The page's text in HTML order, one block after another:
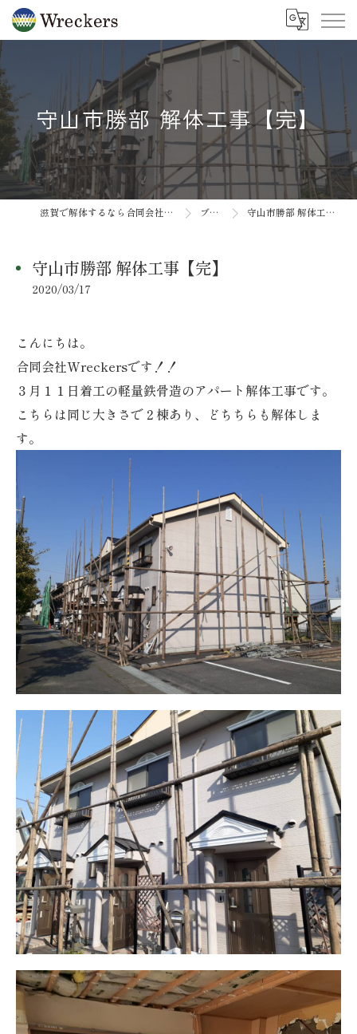
守山市勝部 解体工事【完】
滋賀で解体するなら合同会社Wreckers ブログ 守山市勝部 解体工事【完】
守山市勝部 解体工事【完】
2020/03/17
こんにちは。
合同会社Wreckersです！！
３月１１日着工の軽量鉄骨造のアパート解体工事です。
こちらは同じ大きさで２棟あり、どちちらも解体しま
す。